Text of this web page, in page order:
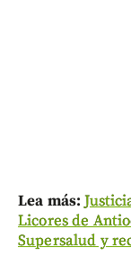
Lea más:
Licores de
Supersalud y